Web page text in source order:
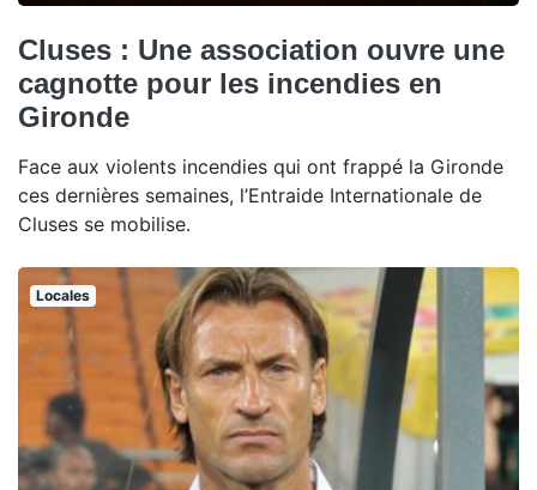
Cluses : Une association ouvre une
cagnotte pour les incendies en
Gironde
Face aux violents incendies qui ont frappé la Gironde
ces dernières semaines, l’Entraide Internationale de
Cluses se mobilise.
Locales